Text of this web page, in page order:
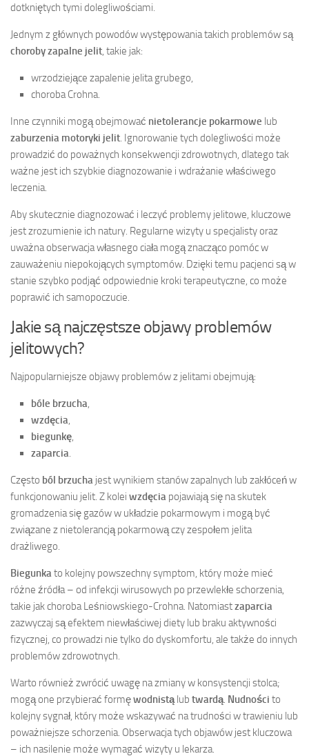
dotkniętych tymi dolegliwościami.
Jednym z głównych powodów występowania takich problemów są
choroby zapalne jelit, takie jak:
wrzodziejące zapalenie jelita grubego,
choroba Crohna.
Inne czynniki mogą obejmować nietolerancje pokarmowe lub
zaburzenia motoryki jelit. Ignorowanie tych dolegliwości może
prowadzić do poważnych konsekwencji zdrowotnych, dlatego tak
ważne jest ich szybkie diagnozowanie i wdrażanie właściwego
leczenia.
Aby skutecznie diagnozować i leczyć problemy jelitowe, kluczowe
jest zrozumienie ich natury. Regularne wizyty u specjalisty oraz
uważna obserwacja własnego ciała mogą znacząco pomóc w
zauważeniu niepokojących symptomów. Dzięki temu pacjenci są w
stanie szybko podjąć odpowiednie kroki terapeutyczne, co może
poprawić ich samopoczucie.
Jakie są najczęstsze objawy problemów
jelitowych?
Najpopularniejsze objawy problemów z jelitami obejmują:
bóle brzucha,
wzdęcia,
biegunkę,
zaparcia.
Często ból brzucha jest wynikiem stanów zapalnych lub zakłóceń w
funkcjonowaniu jelit. Z kolei wzdęcia pojawiają się na skutek
gromadzenia się gazów w układzie pokarmowym i mogą być
związane z nietolerancją pokarmową czy zespołem jelita
drażliwego.
Biegunkato kolejny powszechny symptom, który może mieć
różne źródła – od infekcji wirusowych po przewlekłe schorzenia,
takie jak choroba Leśniowskiego-Crohna. Natomiastzaparcia
zazwyczaj są efektem niewłaściwej diety lub braku aktywności
fizycznej, co prowadzi nie tylko do dyskomfortu, ale także do innych
problemów zdrowotnych.
Warto również zwrócić uwagę na zmiany w konsystencji stolca;
mogą one przybierać formęwodnistąlub twardą. Nudności to
kolejny sygnał, który może wskazywać na trudności w trawieniu lub
poważniejsze schorzenia. Obserwacja tych objawów jest kluczowa
– ich nasilenie może wymagać wizyty u lekarza.